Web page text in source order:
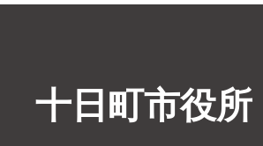
十日町市役所